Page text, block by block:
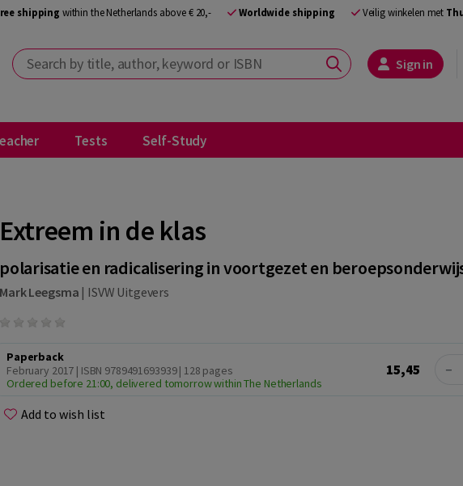
shipping within the Netherlands above € 20,- Worldwide shipping Veilig winkelen met
Search by title, author, keyword or ISBN Sign in
Tests Self-Study
Extreem in de klas
polarisatie en radicalisering in voortgezet en
Mark Leegsma | ISVW Uitgevers
Paperback
February 2017 | ISBN 9789491693939| 128 pages
Ordered before 21:00, delivered tomorrow within The Netherlands
15,45 −
Add to wish list